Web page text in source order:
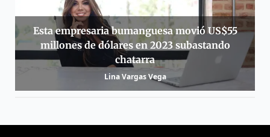
Esta empresaria bumanguesa movió US$55
millones de dólares en 2023 subastando
chatarra
Lina Vargas Vega